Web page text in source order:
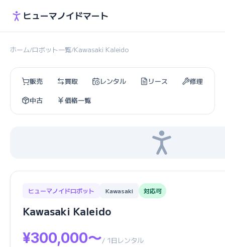
ヒューマノイドマート
ホーム/ロボット一覧/Kawasaki Kaleido
販売 買取 レンタル リース
修理
中古
価格一覧
ヒューマノイドロボット Kawasaki 対応可
Kawasaki Kaleido
¥300,000〜/ 1日レンタル